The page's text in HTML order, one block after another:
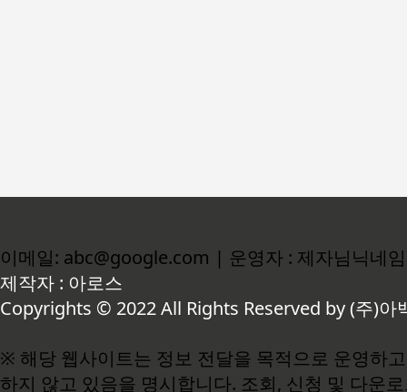
이메일: abc@google.com | 운영자 : 제자님닉네임
제작자 : 아로스
Copyrights © 2022 All Rights Reserved by (주)아
※ 해당 웹사이트는 정보 전달을 목적으로 운영하
하지 않고 있음을 명시합니다. 조회, 신청 및 다운